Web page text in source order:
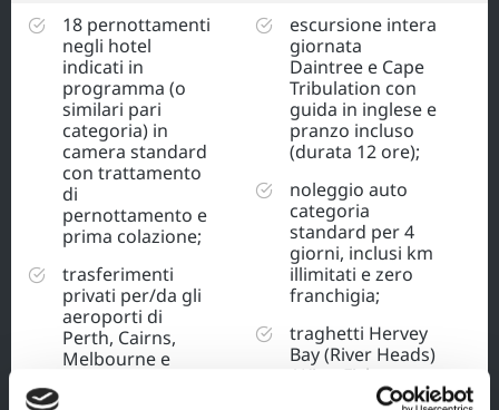
18 pernottamenti
negli hotel
indicati in
programma (o
similari pari
categoria) in
camera standard
con trattamento
di
pernottamento e
prima colazione;
trasferimenti
privati per/da gli
aeroporti di
Perth, Cairns,
Melbourne e
escursione intera
giornata
Daintree e Cape
Tribulation con
guida in inglese e
pranzo incluso
(durata 12 ore);
noleggio auto
categoria
standard per 4
giorni, inclusi km
illimitati e zero
franchigia;
traghetti Hervey
Bay (River Heads)
/ King Fisher
Resort a / r;